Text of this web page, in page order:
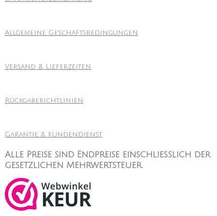
Allgemeine Geschäftsbedingungen
Versand & Lieferzeiten
Rückgaberichtlinien
Garantie & Kundendienst
Alle Preise sind Endpreise einschließlich der
gesetzlichen Mehrwertsteuer.